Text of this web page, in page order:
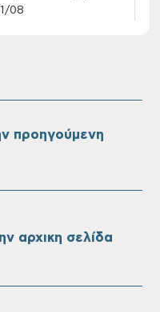
08
Δημοτικής Επιτροπής
προηγούμενη
αρχικη σελίδα